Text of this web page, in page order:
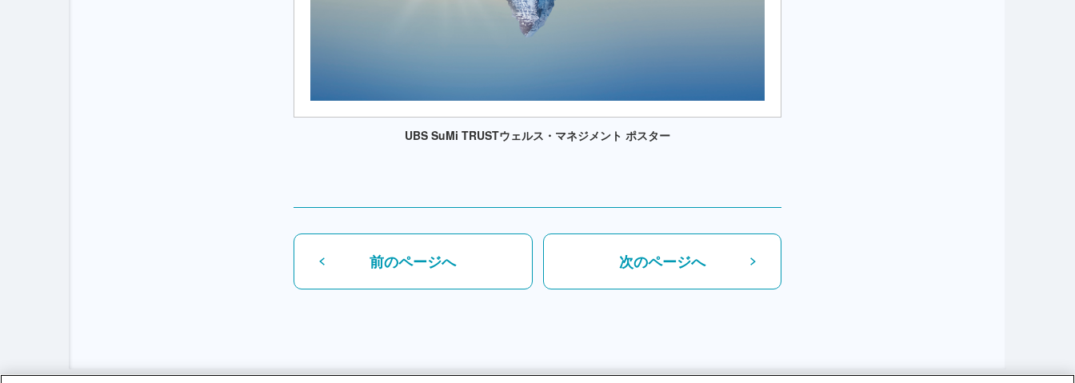
UBS SuMi TRUSTウェルス・マネジメント ポスター
前のページへ 次のページへ